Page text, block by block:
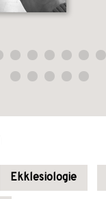
Ekklesiologie